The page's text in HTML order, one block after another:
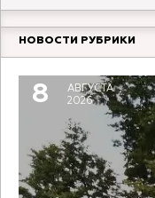
НОВОСТИ РУБРИКИ
8
АВГУСТА
2026